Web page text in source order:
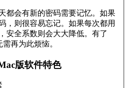
会有新的密码需要记忆。如果
，则很容易忘记。如果每次都用
安全系数则会大大降低。有了
需再为此烦恼。
版软件特色